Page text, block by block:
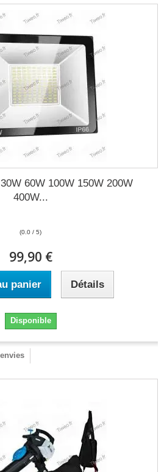
60W 100W 150W 200W
400W...
(0.0 / 5)
99,90 €
panier Détails
Disponible